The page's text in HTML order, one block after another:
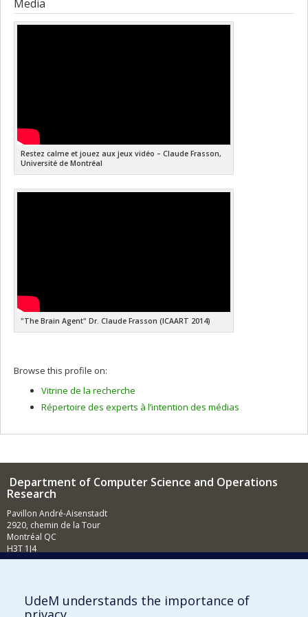
Media
Restez calme et jouez aux jeux vidéo – Claude Frasson,
Université de Montréal
"The Brain Agent" Dr. Claude Frasson (ICAART 2014)
Browse this profile on:
Vitrine de la recherche
Répertoire des experts à l’intention des médias
Department of Computer Science and Operations
Research
Pavillon André-Aisenstadt
2920, chemin de la Tour
Montréal QC
H3T 1J4
News (French)
UdeM understands the importance of